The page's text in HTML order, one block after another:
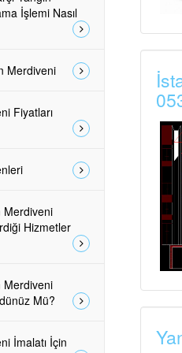
İşlemi Nasıl
Merdiveni
Fiyatları
Merdiveni
Hizmetler
Merdiveni
Mü?
İmalatı İçin